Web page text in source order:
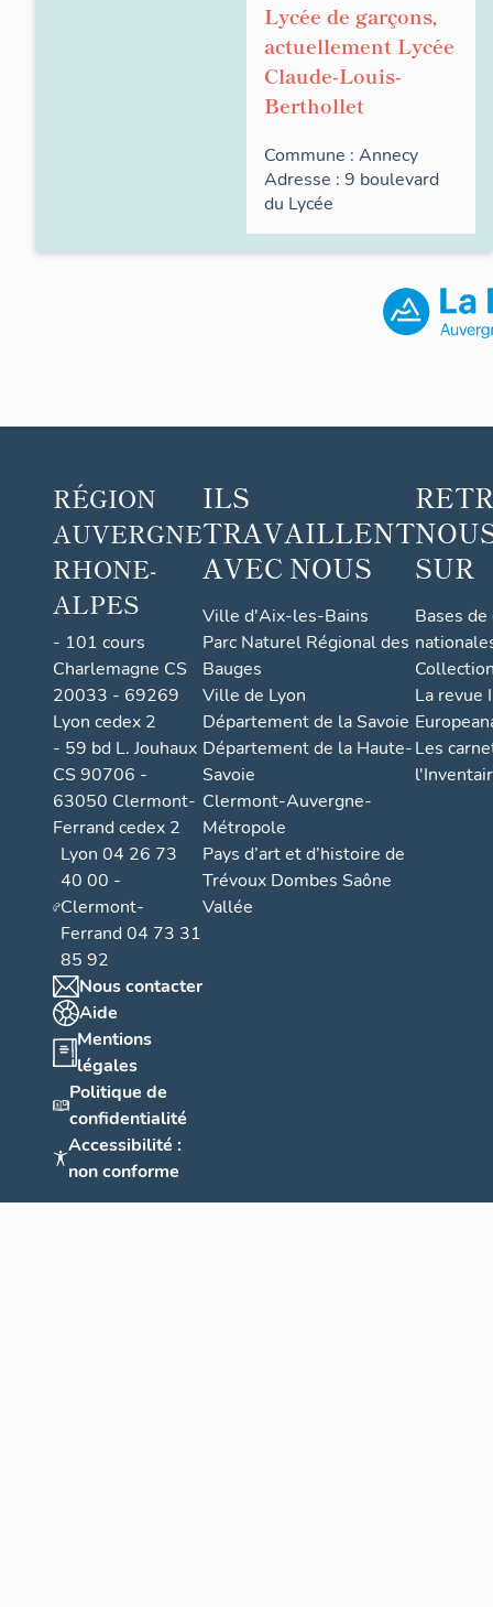
Lycée de garçons,
actuellement Lycée
Claude-Louis-
Berthollet
Commune : Annecy
Adresse : 9 boulevard
du Lycée
RÉGION
AUVERGNE
RHONE-
ALPES
- 101 cours
Charlemagne CS
20033 - 69269
Lyon cedex 2
- 59 bd L. Jouhaux
CS 90706 -
63050 Clermont-
Ferrand cedex 2
Lyon 04 26 73
40 00 -
Clermont-
Ferrand 04 73 31
85 92
Nous contacter
Aide
Mentions
légales
Politique de
confidentialité
Accessibilité :
non conforme
ILS
TRAVAILLENT
AVEC NOUS
Ville d'Aix-les-Bains
Parc Naturel Régional des
Bauges
Ville de Lyon
Département de la Savoie
Département de la Haute-
Savoie
Clermont-Auvergne-
Métropole
Pays d’art et d’histoire de
Trévoux Dombes Saône
Vallée
SUR
Bases
La revue
Les